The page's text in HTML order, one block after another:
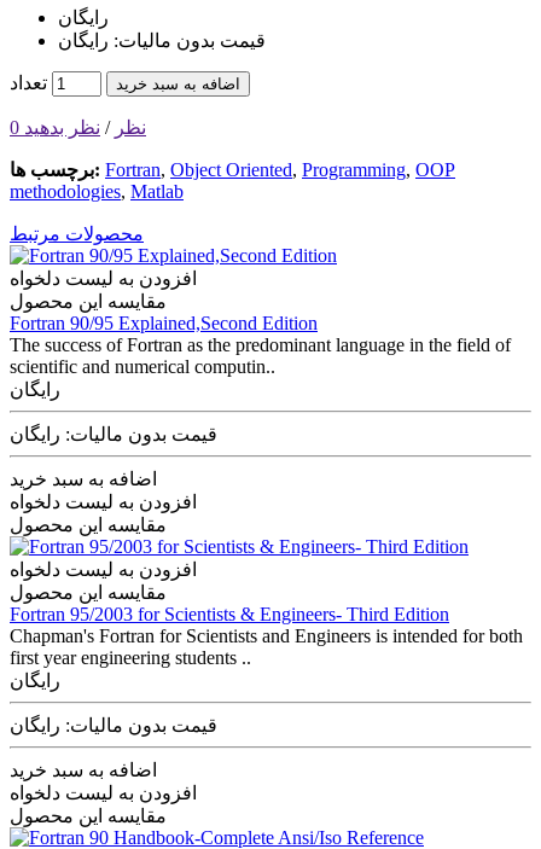
رایگان
قیمت بدون مالیات: رایگان
تعداد اضافه به سبد خرید
0 نظر / نظر بدهید
برچسب ها: Fortran, Object Oriented, Programming, OOP
methodologies, Matlab
محصولات مرتبط
افزودن به لیست دلخواه
مقایسه این محصول
Fortran 90/95 Explained,Second Edition
The success of Fortran as the predominant language in the field of
scientific and numerical computin..
رایگان
قیمت بدون مالیات: رایگان
اضافه به سبد خرید
افزودن به لیست دلخواه
مقایسه این محصول
افزودن به لیست دلخواه
مقایسه این محصول
Fortran 95/2003 for Scientists & Engineers- Third Edition
Chapman's Fortran for Scientists and Engineers is intended for both
first year engineering students ..
رایگان
قیمت بدون مالیات: رایگان
اضافه به سبد خرید
افزودن به لیست دلخواه
مقایسه این محصول